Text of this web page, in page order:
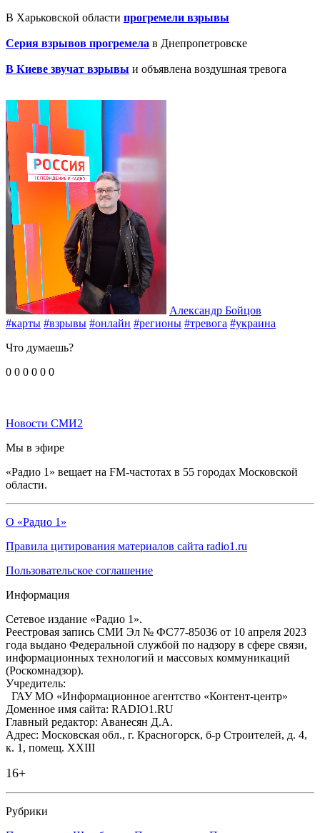
В Харьковской области прогремели взрывы
Серия взрывов прогремела в Днепропетровске
В Киеве звучат взрывы и объявлена воздушная тревога
Александр Бойцов
#карты #взрывы #онлайн #регионы #тревога #украина
Что думаешь?
0 0 0 0 0 0
Новости СМИ2
Мы в эфире
«Радио 1» вещает на FM-частотах в 55 городах Московской
области.
О «Радио 1»
Правила цитирования материалов сайта radio1.ru
Пользовательское соглашение
Информация
Сетевое издание «Радио 1».
Реестровая запись СМИ Эл № ФС77-85036 от 10 апреля 2023
года выдано Федеральной службой по надзору в сфере связи,
информационных технологий и массовых коммуникаций
(Роскомнадзор).
Учредитель:
ГАУ МО «Информационное агентство «Контент-центр»
Доменное имя сайта: RADIO1.RU
Главный редактор: Аванесян Д.А.
Адрес: Московская обл., г. Красногорск, б-р Строителей, д. 4,
к. 1, помещ. XXIII
16+
Рубрики